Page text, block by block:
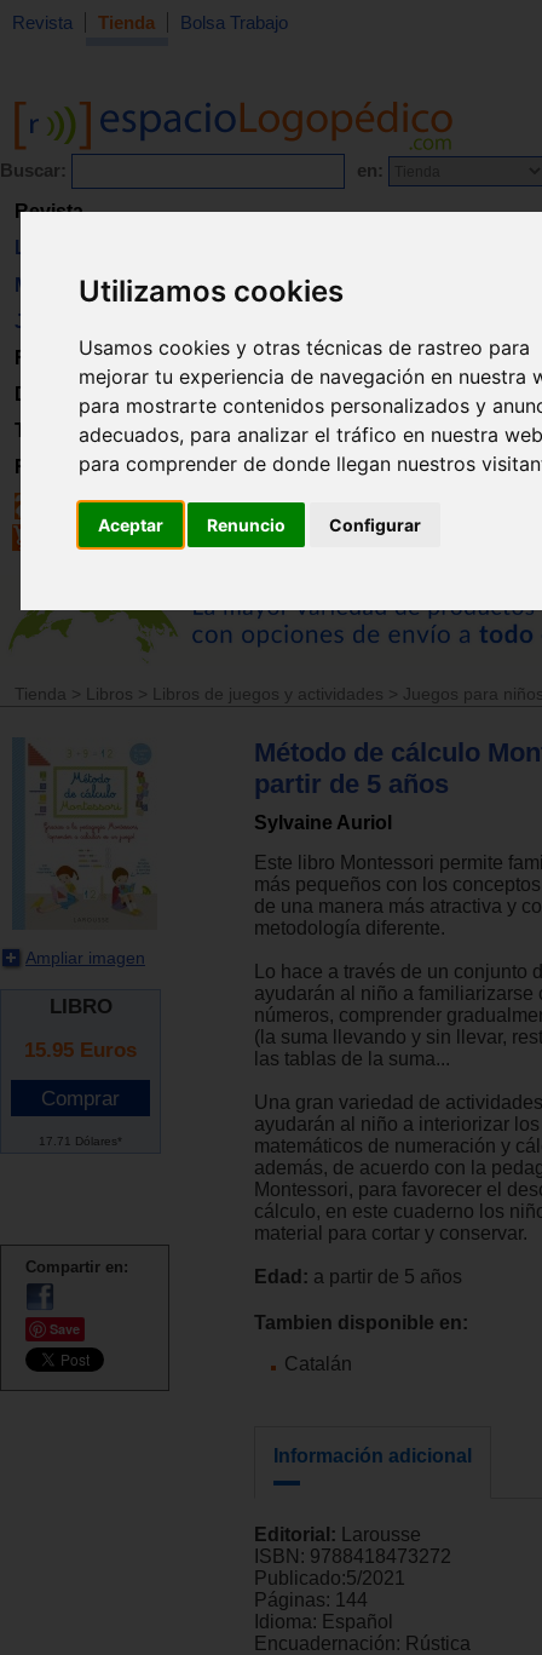
Utilizamos cookies
Usamos cookies y otras técnicas de rastreo para
mejorar tu experiencia de navegación en nuestra
para mostrarte contenidos personalizados y
adecuados, para analizar el tráfico en nuestra
para comprender de donde llegan nuestros
Aceptar Renuncio Configurar
Revista Tienda Bolsa Trabajo
Buscar: en:
Revista
Libros
Material
Juguetes
Formación
Directorio
Trabajo
Registro
Tienda > Libros > Libros de juegos y actividades > Juegos para
Ampliar imagen
LIBRO
15.95 Euros
17.71 Dólares*
Compartir en:
Save
Método de cálculo
partir de 5 años
Sylvaine Auriol
Este libro Montessori permite
más pequeños con los
de una manera más atractiva y
metodología diferente.
Lo hace a través de un conjunto
ayudarán al niño a familiarizarse
números, comprender
(la suma llevando y sin llevar,
las tablas de la suma...
Una gran variedad de
ayudarán al niño a interiorizar
matemáticos de numeración y
además, de acuerdo con la
Montessori, para favorecer el
cálculo, en este cuaderno los
material para cortar y conservar.
Edad: a partir de 5 años
Tambien disponible en:
Catalán
Información adicional
Editorial:
Larousse
ISBN: 9788418473272
Publicado:5/2021
Páginas: 144
Idioma: Español
Encuadernación: Rústica